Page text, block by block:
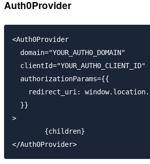
Auth0Provider
<Auth0Provider
  domain="YOUR_AUTH0_DOMAIN"
  clientId="YOUR_AUTH0_CLIENT_ID"
  authorizationParams={{
redirect_uri:
  }}
>